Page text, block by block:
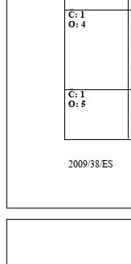
2009/38/ES
Č: 1
O: 4
Č: 1
O: 5